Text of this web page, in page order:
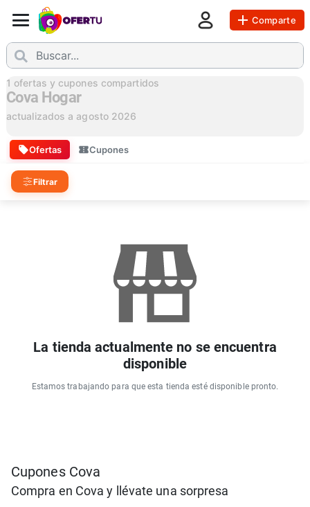
Comparte
1 ofertas y cupones compartidos
Cova Hogar
actualizados a agosto 2026
Ofertas Cupones
Filtrar
La tienda actualmente no se encuentra
disponible
Estamos trabajando para que esta tienda esté disponible pronto.
Cupones Cova
Compra en Cova y llévate una sorpresa